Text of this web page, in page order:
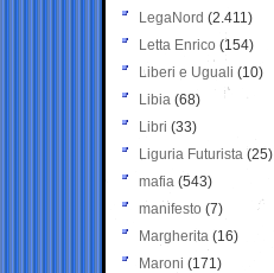
LegaNord (2.411)
Letta Enrico (154)
Liberi e Uguali (10)
Libia (68)
Libri (33)
Liguria Futurista (25)
mafia (543)
manifesto (7)
Margherita (16)
Maroni (171)